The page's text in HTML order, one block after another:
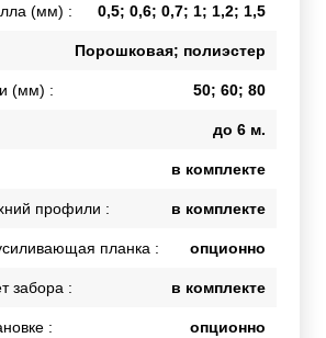
(мм) : 0,5; 0,6; 0,7; 1; 1,2; 1,5
Порошковая; полиэстер
(мм) : 50; 60; 80
до 6 м.
в комплекте
профили : в комплекте
планка : опционно
забора : в комплекте
: опционно